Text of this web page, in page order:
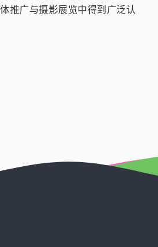
推广与摄影展览中得到广泛认